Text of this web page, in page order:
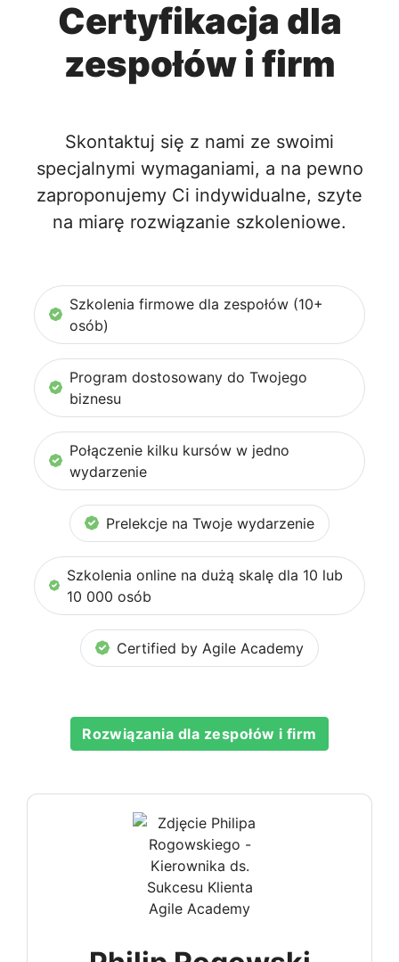
Certyfikacja dla
zespołów i firm
Skontaktuj się z nami ze swoimi
specjalnymi wymaganiami, a na pewno
zaproponujemy Ci indywidualne, szyte
na miarę rozwiązanie szkoleniowe.
Szkolenia firmowe dla zespołów (10+
osób)
Program dostosowany do Twojego
biznesu
Połączenie kilku kursów w jedno
wydarzenie
Prelekcje na Twoje wydarzenie
Szkolenia online na dużą skalę dla 10 lub
10 000 osób
Certified by Agile Academy
Rozwiązania dla zespołów i firm